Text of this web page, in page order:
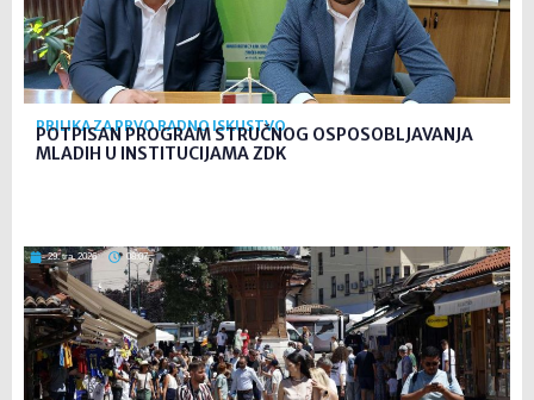
PRILIKA ZA PRVO RADNO ISKUSTVO
POTPISAN PROGRAM STRUČNOG OSPOSOBLJAVANJA
MLADIH U INSTITUCIJAMA ZDK
29. tra. 2026 08:07